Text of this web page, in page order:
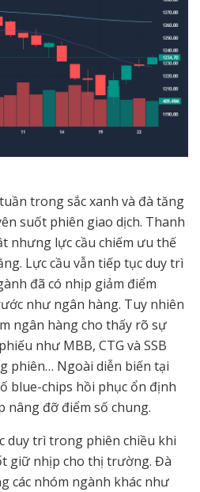
trong sắc xanh và đà tăng
suốt phiên giao dịch. Thanh
nhưng lực cầu chiếm ưu thế
Lực cầu vẫn tiếp tục duy trì
đã có nhịp giảm điểm
như ngân hàng. Tuy nhiên
ngân hàng cho thấy rõ sự
như MBB, CTG và SSB
phiên… Ngoài diễn biến tại
blue-chips hồi phục ổn định
nâng đỡ điểm số chung.
duy trì trong phiên chiều khi
giữ nhịp cho thị trường. Đà
các nhóm ngành khác như